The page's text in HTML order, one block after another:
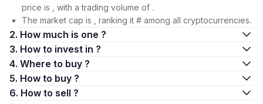
price is , with a trading volume of .
The market cap is , ranking it # among all cryptocurrencies.
2. How much is one ?
3. How to invest in ?
4. Where to buy ?
5. How to buy ?
6. How to sell ?